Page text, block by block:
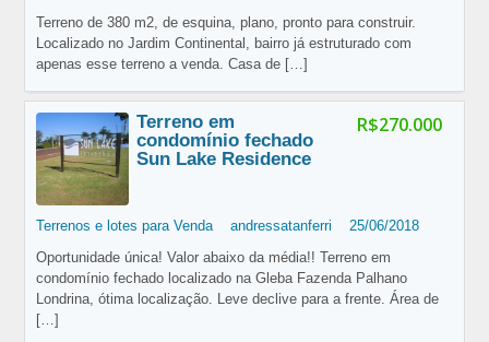
Terreno de 380 m2, de esquina, plano, pronto para construir.
Localizado no Jardim Continental, bairro já estruturado com
apenas esse terreno a venda. Casa de […]
R$270.000
Terreno em
condomínio fechado
Sun Lake Residence
Terrenos e lotes para Venda andressatanferri
25/06/2018
Oportunidade única! Valor abaixo da média!! Terreno em
condomínio fechado localizado na Gleba Fazenda Palhano
Londrina, ótima localização. Leve declive para a frente. Área de
[…]